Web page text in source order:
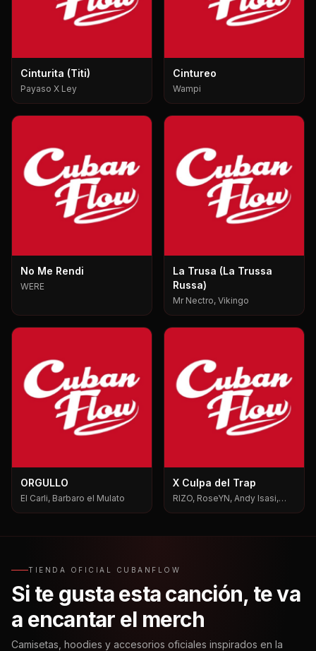
Cinturita (Titi)
Payaso X Ley
Cintureo
Wampi
No Me Rendi
WERE
La Trusa (La Trussa
Russa)
Mr Nectro, Vikingo
ORGULLO
El Carli, Barbaro el Mulato
X Culpa del Trap
RIZO, RoseYN, Andy Isasi,
TIENDA OFICIAL CUBANFLOW
Si te gusta esta canción, te va
a encantar el merch
Camisetas, hoodies y accesorios oficiales inspirados en la